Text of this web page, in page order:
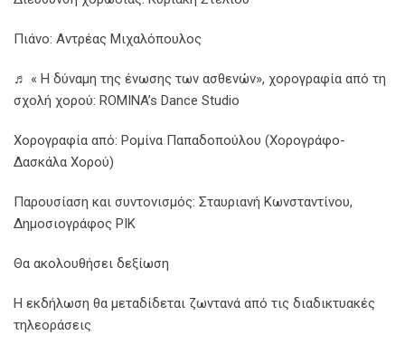
Πιάνο: Αντρέας Μιχαλόπουλος
♬ « Η δύναμη της ένωσης των ασθενών», χορογραφία από τη
σχολή χορού: ROMINA’s Dance Studio
Χορογραφία από: Ρομίνα Παπαδοπούλου (Χορογράφο-
Δασκάλα Χορού)
Παρουσίαση και συντονισμός: Σταυριανή Κωνσταντίνου,
Δημοσιογράφος ΡΙΚ
Θα ακολουθήσει δεξίωση
Η εκδήλωση θα μεταδίδεται ζωντανά από τις διαδικτυακές
τηλεοράσεις